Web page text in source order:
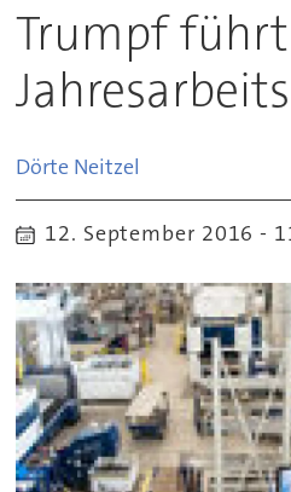
Trumpf führt
Dörte Neitzel
12. September 2016 -